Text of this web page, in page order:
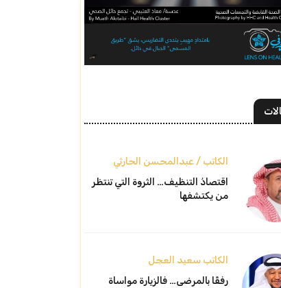
الكاتب / عبدالمحسن الحارثي
اقتصادُ التنظيف… الثروة التي تنتظر
من يكتشفها
الكاتب سعيد العجل
رفقًا بالمرضى… فالزيارة مواساة